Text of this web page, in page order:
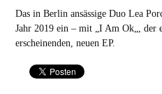
Das in Berlin ansässige Duo Lea
Jahr 2019 ein – mit „I Am Ok„, der
erscheinenden, neuen EP.